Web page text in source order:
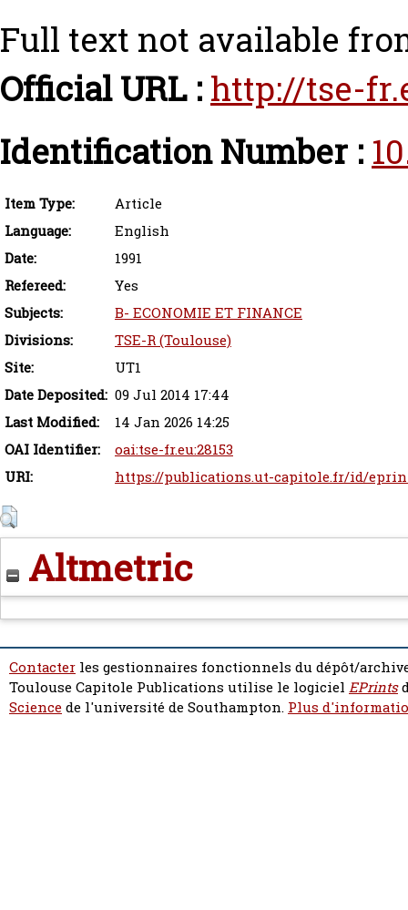
Full text not available
Official URL : http://tse-
Identification Number :
Item Type:
Article
Language:
English
Date:
1991
Refereed:
Yes
Subjects:
B- ECONOMIE ET FINANCE
Divisions:
TSE-R (Toulouse)
Site:
UT1
Date Deposited: 09 Jul 2014 17:44
Last Modified:
14 Jan 2026 14:25
OAI Identifier:
oai:tse-fr.eu:28153
URI:
https://publications.ut-capitole.fr/id/
Altmetric
Contacter les gestionnaires fonctionnels du dépôt/
Toulouse Capitole Publications utilise le logiciel EPrints
Sciencede l'université de Southampton. Plus